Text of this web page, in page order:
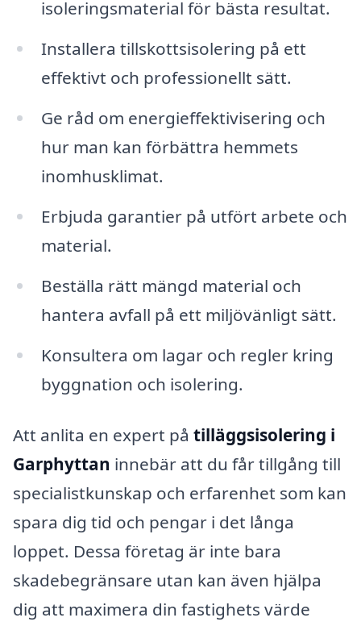
isoleringsmaterial för bästa resultat.
Installera tillskottsisolering på ett
effektivt och professionellt sätt.
Ge råd om energieffektivisering och
hur man kan förbättra hemmets
inomhusklimat.
Erbjuda garantier på utfört arbete och
material.
Beställa rätt mängd material och
hantera avfall på ett miljövänligt sätt.
Konsultera om lagar och regler kring
byggnation och isolering.
Att anlita en expert på tilläggsisolering i
Garphyttan innebär att du får tillgång till
specialistkunskap och erfarenhet som kan
spara dig tid och pengar i det långa
loppet. Dessa företag är inte bara
skadebegränsare utan kan även hjälpa
dig att maximera din fastighets värde